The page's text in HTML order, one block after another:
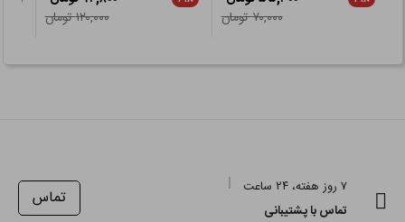
۷۰,۰۰۰ تومان
۱۲۰,۰۰۰ تومان
۷ روز هفته، ۲۴ ساعت
تماس با پشتیبانی
تماس